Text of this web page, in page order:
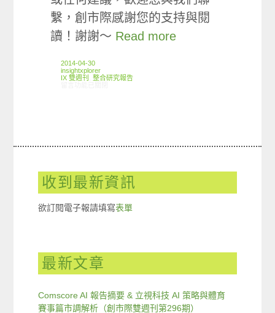
繫，創市際感謝您的支持與閱
讀！謝謝～ Read more
2014-04-30
insightxplorer
IX 雙週刊
,整合研究報告
收到最新資訊
欲訂閱電子報請填寫表單
最新文章
Comscore AI 報告摘要 & 立視科技 AI 策略與體育
賽事篇市調解析（創市際雙週刊第296期）